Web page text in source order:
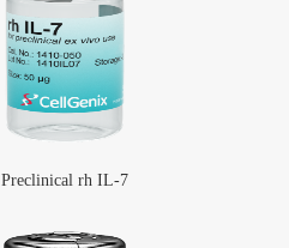
Preclinical rh IL-7